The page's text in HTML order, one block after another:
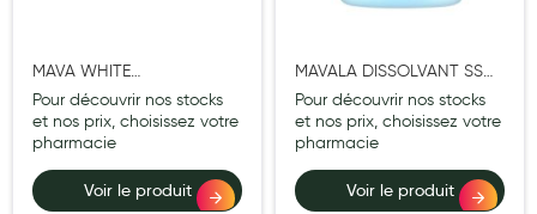
Compléments alimentaires
Médicaments et Santé
Premiers soins
Pansements
MAVA WHITE
BLANCHISSANT OPTIQUE
ONGLES 10ML
Pour découvrir nos stocks
et nos prix, choisissez votre
pharmacie
Voir le produit
MAVALA DISSOLVANT SS
ACETONE BLEU FL PLAST
50ML
Pour découvrir nos stocks
et nos prix, choisissez votre
pharmacie
Voir le produit